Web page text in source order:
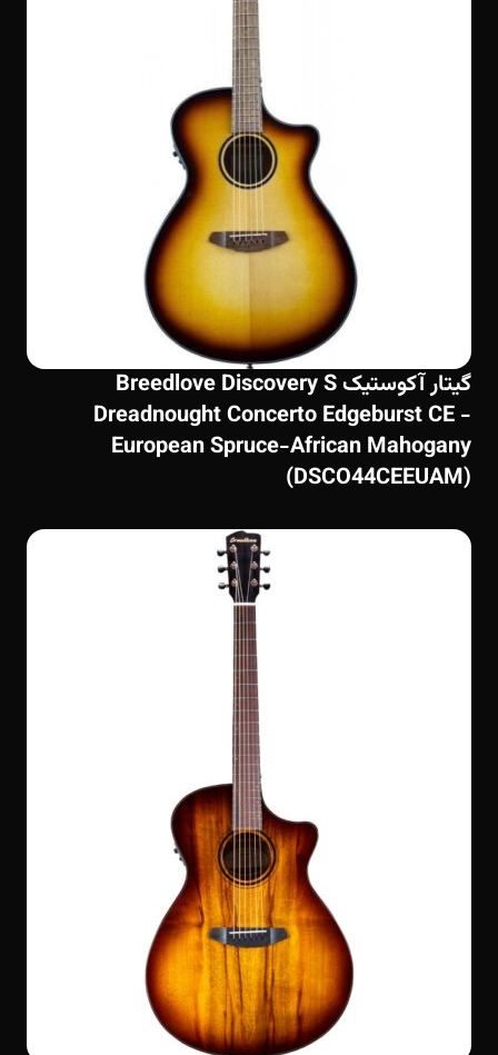
گیتار آکوستیک Breedlove Discovery S
Dreadnought Concerto Edgeburst CE -
European Spruce-African Mahogany
(DSCO44CEEUAM)